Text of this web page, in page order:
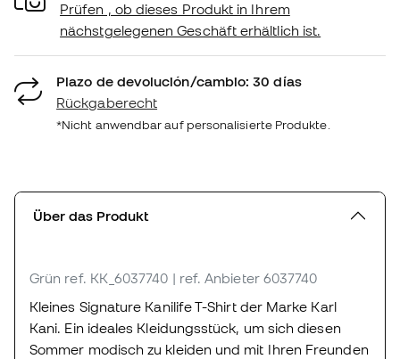
Prüfen , ob dieses Produkt in Ihrem
nächstgelegenen Geschäft erhältlich ist.
Plazo de devolución/cambio: 30 días
Rückgaberecht
*Nicht anwendbar auf personalisierte Produkte.
Über das Produkt
Grün ref. KK_6037740 | ref. Anbieter 6037740
Kleines Signature Kanilife T-Shirt der Marke Karl
Kani. Ein ideales Kleidungsstück, um sich diesen
Sommer modisch zu kleiden und mit Ihren Freunden